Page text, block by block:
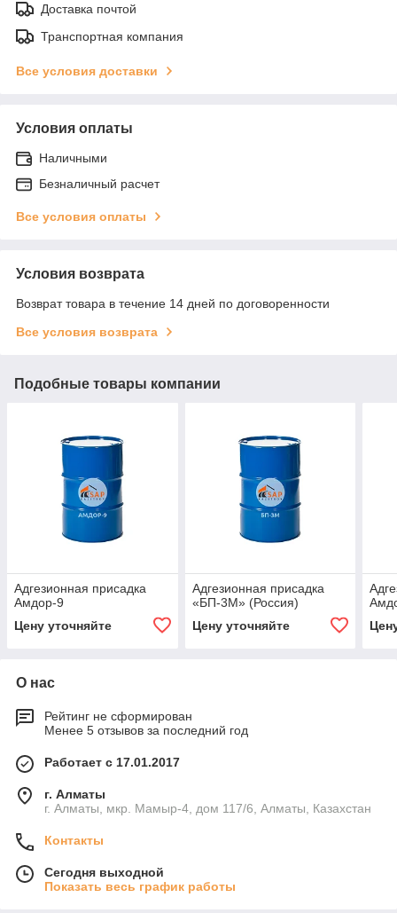
Доставка почтой
Транспортная компания
Все условия доставки
Условия оплаты
Наличными
Безналичный расчет
Все условия оплаты
Условия возврата
Возврат товара в течение 14 дней по договоренности
Все условия возврата
Подобные товары компании
Адгезионная присадка
Амдор-9
Цену уточняйте
Адгезионная присадка
«БП-3М» (Россия)
Цену уточняйте
О нас
Рейтинг не сформирован
Менее 5 отзывов за последний год
Работает с 17.01.2017
г. Алматы
г. Алматы, мкр. Мамыр-4, дом 117/6, Алматы, Казахстан
Контакты
Сегодня выходной
Показать весь график работы